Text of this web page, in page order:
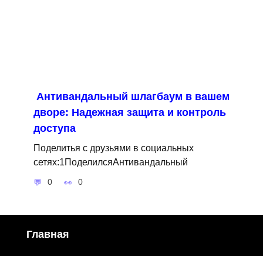
Антивандальный шлагбаум в вашем
дворе: Надежная защита и контроль
доступа
Поделитья с друзьями в социальных
сетях:1ПоделилсяАнтивандальный
0 0
Главная